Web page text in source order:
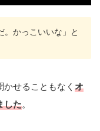
。かっこいいな」と
せることもなく オ
した。